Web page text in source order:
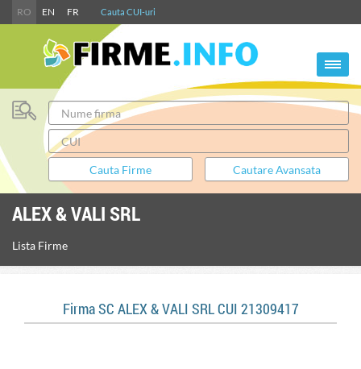
RO EN FR Cauta CUI-uri
ALEX & VALI SRL
Lista Firme
Firma SC ALEX & VALI SRL CUI 21309417